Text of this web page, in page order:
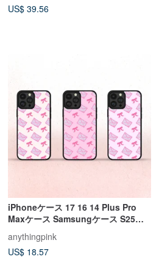
US$ 39.56
iPhoneケース 17 16 14 Plus Pro
Maxケース Samsungケース S25
S24 S23 S22 Ultra Plus
anythingpink
US$ 18.57